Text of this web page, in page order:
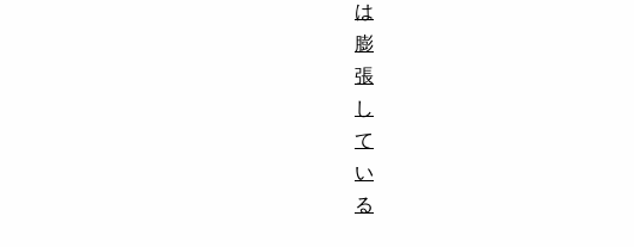
は
膨
張
し
て
い
る